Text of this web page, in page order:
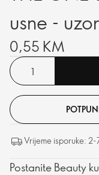
usne -
0,55 KM
Vrijeme isporuke:
Postanite Beauty